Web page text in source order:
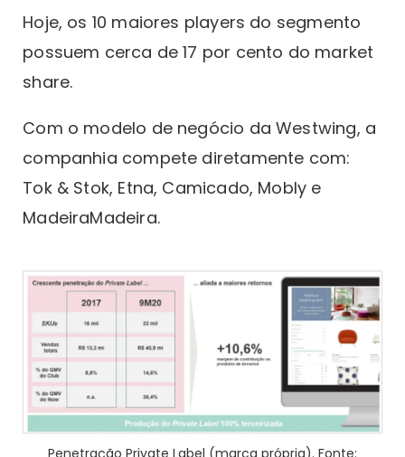
Hoje, os 10 maiores players do segmento
possuem cerca de 17 por cento do market
share.
Com o modelo de negócio da Westwing, a
companhia compete diretamente com:
Tok & Stok, Etna, Camicado, Mobly e
MadeiraMadeira.